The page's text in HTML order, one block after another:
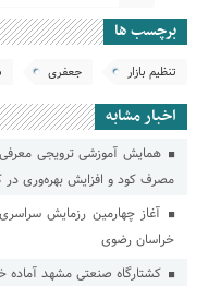
برچسب ها
تنظیم بازار جعفری
اخبار مشابه
همایش آموزشی ترویجی
مصرف کود و افزایش بهره‌وری در
آغاز چهارمین رزمایش
خراسان رضوی
کشتارگاه صنعتی مشهد آماده